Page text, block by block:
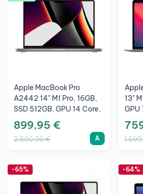
Apple MacBook Pro
A2442 14" M1 Pro, 16GB,
SSD 512GB, GPU 14 Core,
2021, Grigio Siderale, A
899,95 €
2.500,00 € A
13"
GPU
-65% -64%